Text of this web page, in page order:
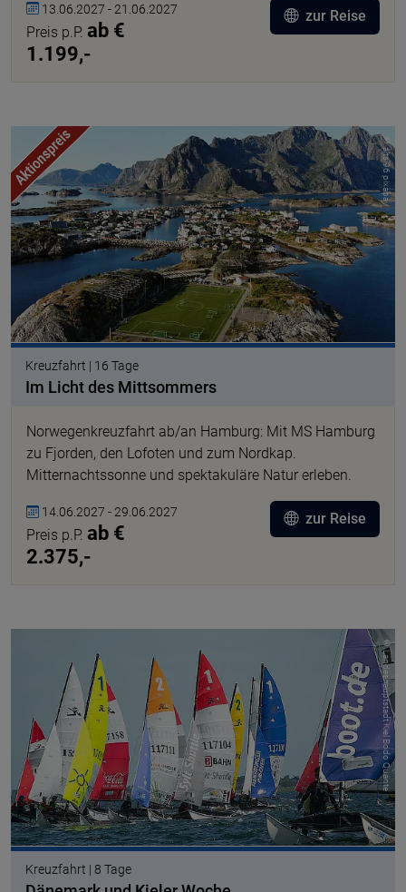
13.06.2027 - 21.06.2027
Preis p.P. ab €
1.199,-
zur Reise
© altsi96 pixabay
Kreuzfahrt | 16 Tage
Im Licht des Mittsommers
Norwegenkreuzfahrt ab/an Hamburg: Mit MS Hamburg
zu Fjorden, den Lofoten und zum Nordkap.
Mitternachtssonne und spektakuläre Natur erleben.
14.06.2027 - 29.06.2027
Preis p.P. ab €
2.375,-
zur Reise
© Landeshauptstadt Kiel Bodo Quante
Kreuzfahrt | 8 Tage